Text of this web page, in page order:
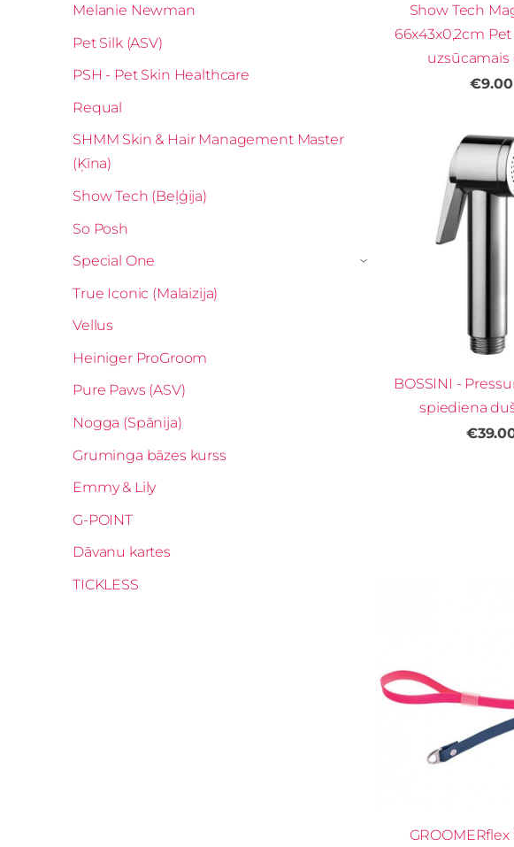
Melanie Newman
Pet Silk (ASV)
PSH - Pet Skin Healthcare
Requal
SHMM Skin & Hair Management Master
(Ķīna)
Show Tech (Beļģija)
So Posh
Special One
›
True Iconic (Malaizija)
Vellus
Heiniger ProGroom
Pure Paws (ASV)
Nogga (Spānija)
Gruminga bāzes kurss
Emmy & Lily
G-POINT
Dāvanu kartes
TICKLESS
Show Tech
66x43x0,2cm
uzsūcamais
€9.00
BOSSINI -
spiediena
GROOMERflex